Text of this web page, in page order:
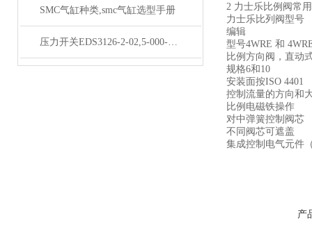
SMC气缸种类,smc气缸选型手册
压力开关EDS3126-2-02,5-000-E1天津发货
2 力士乐比例阀常
力士乐比列阀型号
编辑
型号4WRE 和
比例方向阀，直动
规格6和10
安装面按ISO 4401
控制流量的方向和
比例电磁铁操作
对中弹簧控制阀芯
不同阀芯可遮盖
集成控制电气元件
产